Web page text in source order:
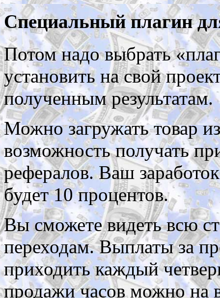
Специальный плагин
Потом надо выбрать
установить на свой
полученным результатам.
Можно загружать товар
возможность получать
рефералов. Ваш
будет 10 процентов.
Вы сможете видеть всю
переходам. Выплаты за
приходить каждый
продажи часов можно на